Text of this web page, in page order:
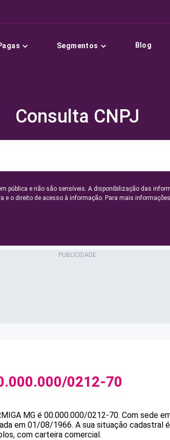
Segmentos Blog
Consulta CNPJ
pública e não são sensíveis. A disponibilização das
e o direito de acesso à informação. Para mais
0212-70
MG é 00.000.000/0212-70. Com sede
em 01/08/1966. A sua situação cadastral é
com carteira comercial.